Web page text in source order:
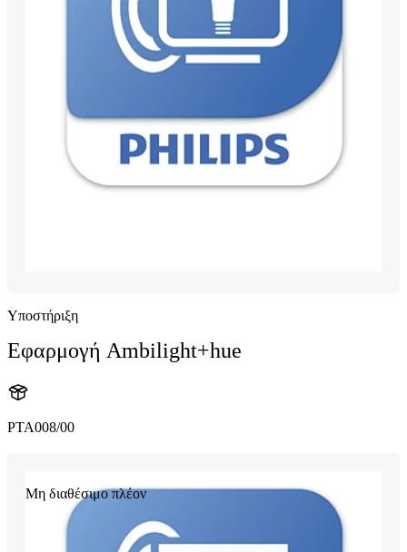
Υποστήριξη
Εφαρμογή Ambilight+hue
PTA008/00
Μη διαθέσιμο πλέον